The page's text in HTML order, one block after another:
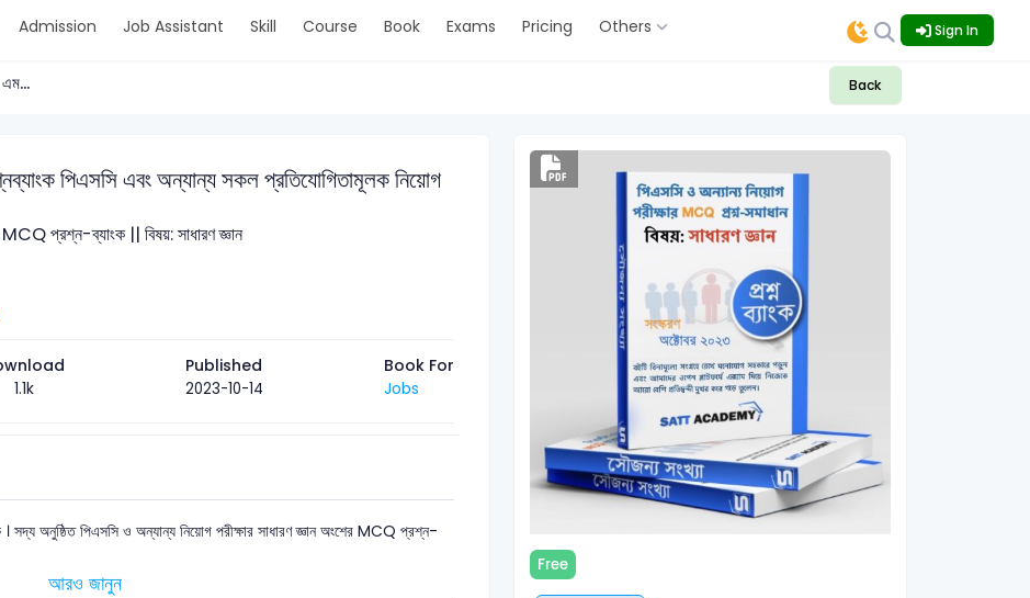
Admission Job Assistant Skill Course Book Exams Pricing Others Sign In
এম... Back
Free
পিএসসি এবং অন্যান্য সকল প্রতিযোগিতামূলক নিয়োগ
প্রশ্ন-ব্যাংক || বিষয়: সাধারণ জ্ঞান
1.1k
Published
2023-10-14
Book For
Jobs
অনুষ্ঠিত পিএসসি ও অন্যান্য নিয়োগ পরীক্ষার সাধারণ জ্ঞান অংশের MCQ প্রশ্ন-
আরও জানুন